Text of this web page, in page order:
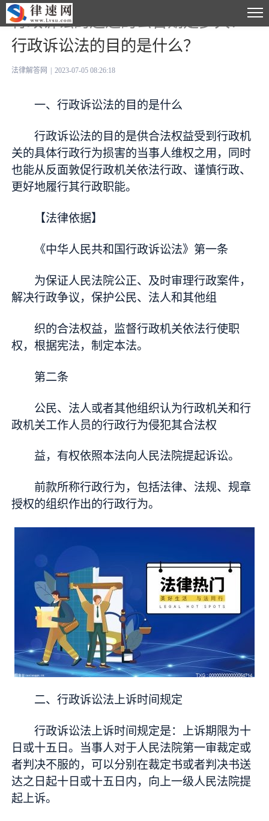
行政诉讼的送达的公告期是多久？
行政诉讼法的目的是什么？
法律解答网 2023-07-05 08:26:18
一、行政诉讼法的目的是什么
行政诉讼法的目的是供合法权益受到行政机
关的具体行政行为损害的当事人维权之用，同时
也能从反面敦促行政机关依法行政、谨慎行政、
更好地履行其行政职能。
【法律依据】
《中华人民共和国行政诉讼法》第一条
为保证人民法院公正、及时审理行政案件，
解决行政争议，保护公民、法人和其他组
织的合法权益，监督行政机关依法行使职
权，根据宪法，制定本法。
第二条
公民、法人或者其他组织认为行政机关和行
政机关工作人员的行政行为侵犯其合法权
益，有权依照本法向人民法院提起诉讼。
前款所称行政行为，包括法律、法规、规章
授权的组织作出的行政行为。
二、行政诉讼法上诉时间规定
行政诉讼法上诉时间规定是：上诉期限为十
日或十五日。当事人对于人民法院第一审裁定或
者判决不服的，可以分别在裁定书或者判决书送
达之日起十日或十五日内，向上一级人民法院提
起上诉。